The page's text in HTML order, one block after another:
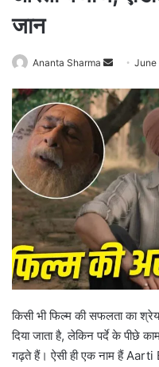
जान
Ananta Sharma
n
a
n
e
m
a
i
l
June
किसी भी फिल्म की सफलता का
दिया जाता है, लेकिन पर्दे के पीछे
गढ़ते हैं। ऐसी ही एक नाम हैं Aarti